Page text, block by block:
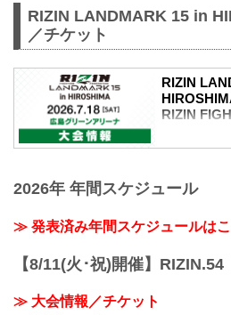
確保のみで、
RIZIN LANDMARK 15 in
／チケット
RIZIN
RIZIN
開催日時
／14:00開始
※開場・開
RIZIN FFオ
します。
2026年 年間スケジュール
≫ 発表済み年間スケジュールは
【8/11(火･祝)開催】
≫ 大会情報／チケット